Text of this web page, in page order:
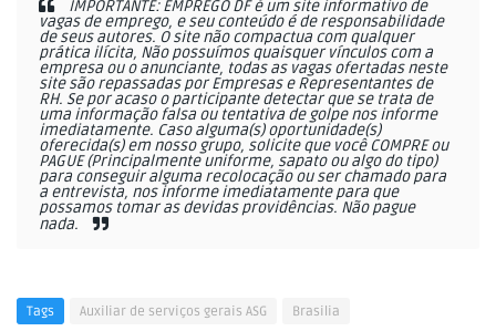
IMPORTANTE: EMPREGO DF é um site informativo de
vagas de emprego, e seu conteúdo é de responsabilidade
de seus autores. O site não compactua com qualquer
prática ilícita, Não possuímos quaisquer vínculos com a
empresa ou o anunciante, todas as vagas ofertadas neste
site são repassadas por Empresas e Representantes de
RH. Se por acaso o participante detectar que se trata de
uma informação falsa ou tentativa de golpe nos informe
imediatamente. Caso alguma(s) oportunidade(s)
oferecida(s) em nosso grupo, solicite que você COMPRE ou
PAGUE (Principalmente uniforme, sapato ou algo do tipo)
para conseguir alguma recolocação ou ser chamado para
a entrevista, nos informe imediatamente para que
possamos tomar as devidas providências. Não pague
nada.
Tags Auxiliar de serviços gerais ASG Brasilia